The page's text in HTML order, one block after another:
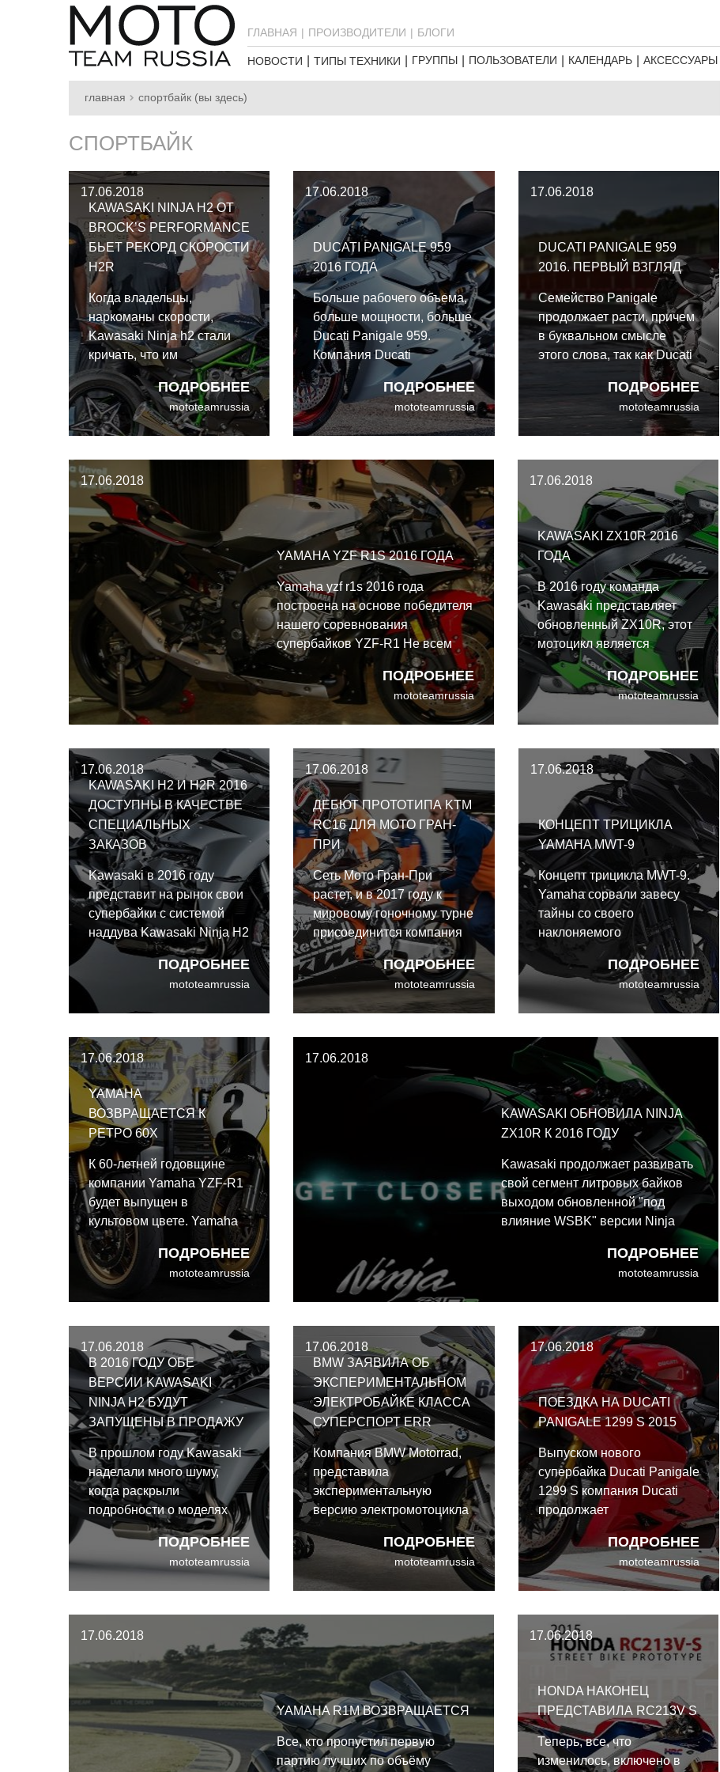
ГЛАВНАЯ ПРОИЗВОДИТЕЛИ БЛОГИ
НОВОСТИ ТИПЫ ТЕХНИКИ ГРУППЫ ПОЛЬЗОВАТЕЛИ КАЛЕНДАРЬ АКСЕССУАРЫ
главная спортбайк (вы здесь)
СПОРТБАЙК
17.06.2018
KAWASAKI NINJA H2 ОТ
BROCK’S PERFORMANCE
БЬЕТ РЕКОРД СКОРОСТИ
H2R
ПОДРОБНЕЕ
Когда владельцы,
наркоманы скорости,
Kawasaki Ninja h2 стали
кричать, что им
недостаточно 203
лошадиных сил, а вес в
238 кг это слишком много,
команда инженеров-
Brock’s Performance,
настройщики и гонщики
приняли вызов.
mototeamrussia
17.06.2018
DUCATI PANIGALE 959
2016 ГОДА
ПОДРОБНЕЕ
Больше рабочего объема,
больше мощности, больше
Ducati Panigale 959.
Компания Ducati
увеличила объем
двигателя своего
супербайка Panigale 959
для создания идеального,
сочетания мощности и
контроля.
mototeamrussia
17.06.2018
DUCATI PANIGALE 959
2016. ПЕРВЫЙ ВЗГЛЯД
ПОДРОБНЕЕ
Семейство Panigale
продолжает расти, причем
в буквальном смысле
этого слова, так как Ducati
продолжает увеличивать
мощность двигателя
своего супербайка
начального уровня (если
mototeamrussia
17.06.2018
YAMAHA YZF R1S 2016 ГОДА
ПОДРОБНЕЕ
Yamaha yzf r1s 2016 года
построена на основе победителя
нашего соревнования
супербайков YZF-R1 Не всем
водителям нужен 164-сильный
гоночный байк, допущенный к
езде по улицам города. Именно
на это делают ставку Yamaha,
Yamaha YZF-R1S 2016 года.
mototeamrussia
17.06.2018
KAWASAKI ZX10R 2016
ГОДА
ПОДРОБНЕЕ
В 2016 году команда
Kawasaki представляет
обновленный ZX10R, этот
мотоцикл является
победителем мирового
чемпионата супербайков.
Платформа Kawasaki
mototeamrussia
17.06.2018
KAWASAKI H2 И H2R 2016
ДОСТУПНЫ В КАЧЕСТВЕ
СПЕЦИАЛЬНЫХ
ЗАКАЗОВ
ПОДРОБНЕЕ
Kawasaki в 2016 году
представит на рынок свои
супербайки с системой
наддува Kawasaki Ninja H2
и Ninja H2R в
ограниченном количестве.
Они будут продаваться по
специальным заказам.
mototeamrussia
17.06.2018
ДЕБЮТ ПРОТОТИПА KTM
RC16 ДЛЯ МОТО ГРАН-
ПРИ
ПОДРОБНЕЕ
Сеть Мото Гран-При
растет, и в 2017 году к
мировому гоночному турне
присоединится компания
KTM со своей моделью
RC16. Прототип
Оранжевой Команды
дебютировал на прошлой
mototeamrussia
17.06.2018
КОНЦЕПТ ТРИЦИКЛА
YAMAHA MWT-9
ПОДРОБНЕЕ
Концепт трицикла MWT-9.
Yamaha сорвали завесу
тайны со своего
наклоняемого
трехколесного
спортивного байка.
Сегодня японский
производитель раскрывает
концепте MWT-9 с
технологией наклоняемых
колес (LMW).
mototeamrussia
17.06.2018
YAMAHA
ВОЗВРАЩАЕТСЯ К
РЕТРО 60Х
ПОДРОБНЕЕ
К 60-летней годовщине
компании Yamaha YZF-R1
будет выпущен в
культовом цвете. Yamaha
возвращается к ретро 60х.
mototeamrussia
17.06.2018
KAWASAKI ОБНОВИЛА NINJA
ZX10R К 2016 ГОДУ
ПОДРОБНЕЕ
Kawasaki продолжает развивать
свой сегмент литровых байков
выходом обновленной "под
влияние WSBK" версии Ninja
европейском сайте Kawasaki
был опубликован пресс-релиз с
презентации мотоцикла в
Барселоне
mototeamrussia
17.06.2018
В 2016 ГОДУ ОБЕ
ВЕРСИИ KAWASAKI
NINJA H2 БУДУТ
ЗАПУЩЕНЫ В ПРОДАЖУ
ПОДРОБНЕЕ
В прошлом году Kawasaki
наделали много шуму,
когда раскрыли
подробности о моделях
Ninja H2 и H2R с
наддувом. В этом году
представители компании
платформы с
турбонаддувом.
mototeamrussia
17.06.2018
BMW ЗАЯВИЛА ОБ
ЭКСПЕРИМЕНТАЛЬНОМ
ЭЛЕКТРОБАЙКЕ КЛАССА
СУПЕРСПОРТ ERR
ПОДРОБНЕЕ
Компания BMW Motorrad,
представила
экспериментальную
версию электромотоцикла
класса Суперспорт под
названием BMW eRR. Этот
проект был разработан
при поддержке
"воплощает идею создания
электрического мотоцикла
фирмы BMW Motorrad".
mototeamrussia
17.06.2018
ПОЕЗДКА НА DUCATI
PANIGALE 1299 S 2015
ПОДРОБНЕЕ
Выпуском нового
супербайка Ducati Panigale
1299 S компания Ducati
продолжает
демонстрировать свою
верность принципу "Ничто
не заменит рабочий
объем". Если вы ищите
увлекательный мотоцикл,
то тогда этот байк Ducati
для вас.
mototeamrussia
17.06.2018
YAMAHA R1M ВОЗВРАЩАЕТСЯ
Все, кто пропустил первую
партию лучших по объёму
17.06.2018
HONDA НАКОНЕЦ
ПРЕДСТАВИЛА RC213V S
Теперь, все, что
изменилось, включено в